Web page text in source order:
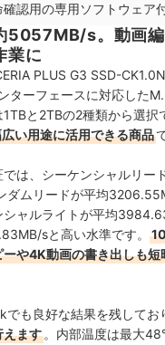
確認用の専用ソフトウェア
5057MB/s。動画編
業に
PLUS G3 SSD-
ターフェースに対応した
と2TBの2種類から選択
い用途に活用できる商品
は、シーケンシャルリー
ダムリードが平均
シャルライトが平均
sと高い水準です。
や4K動画の書き出しも短
も良好な結果を残してお
えます 。内部温度は最大